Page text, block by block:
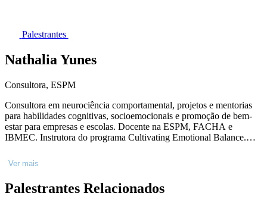
Palestrantes
Nathalia Yunes
Consultora, ESPM
Consultora em neurociência comportamental, projetos e mentorias
para habilidades cognitivas, socioemocionais e promoção de bem-
estar para empresas e escolas. Docente na ESPM, FACHA e
IBMEC. Instrutora do programa Cultivating Emotional Balance.
Learning. Cursos livres sobre educação emocional. Pesquisadora e
diretora de pesquisa da Forebrain, por 8 anos atuou em projetos em
de Lyon, França, Doutora e Mestre em Química Biológica,
Ver mais
Palestrantes Relacionados